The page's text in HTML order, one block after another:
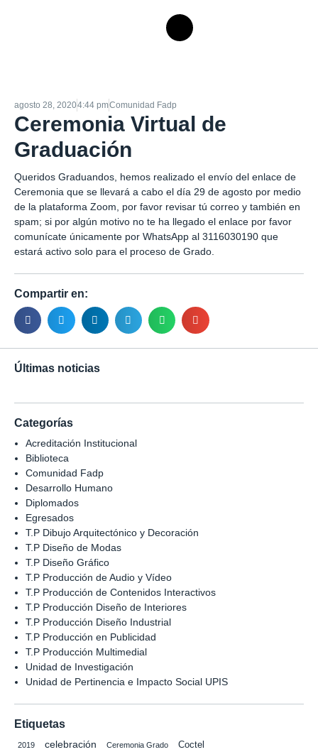
agosto 28, 20204:44 pmComunidad Fadp
Ceremonia Virtual de
Graduación
Queridos Graduandos, hemos realizado el envío del enlace de
Ceremonia que se llevará a cabo el día 29 de agosto por medio
de la plataforma Zoom, por favor revisar tú correo y también en
spam; si por algún motivo no te ha llegado el enlace por favor
comunícate únicamente por WhatsApp al 3116030190 que
estará activo solo para el proceso de Grado.
Compartir en:
Últimas noticias
Categorías
Acreditación Institucional
Biblioteca
Comunidad Fadp
Desarrollo Humano
Diplomados
Egresados
T.P Dibujo Arquitectónico y Decoración
T.P Diseño de Modas
T.P Diseño Gráfico
T.P Producción de Audio y Vídeo
T.P Producción de Contenidos Interactivos
T.P Producción Diseño de Interiores
T.P Producción Diseño Industrial
T.P Producción en Publicidad
T.P Producción Multimedial
Unidad de Investigación
Unidad de Pertinencia e Impacto Social UPIS
Etiquetas
2019 celebración Ceremonia Grado Coctel